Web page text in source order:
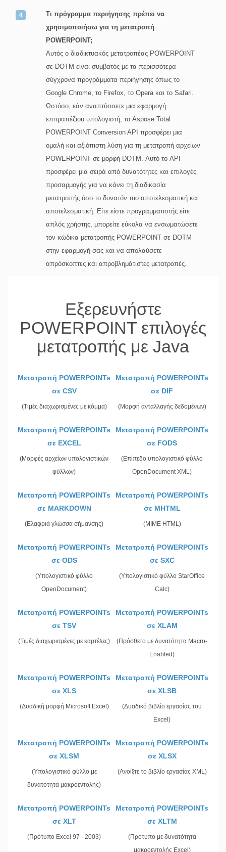
Τι πρόγραμμα περιήγησης πρέπει να
χρησιμοποιήσω για τη μετατροπή
POWERPOINT;
Αυτός ο διαδικτυακός μετατροπέας POWERPOINT
σε DOTM είναι συμβατός με τα περισσότερα
σύγχρονα προγράμματα περιήγησης όπως το
Google Chrome, το Firefox, το Opera και το Safari.
Ωστόσο, εάν αναπτύσσετε μια εφαρμογή
επιτραπέζιου υπολογιστή, το Aspose.Total
POWERPOINT Conversion API προσφέρει μια
ομαλή και αξιόπιστη λύση για τη μετατροπή αρχείων
POWERPOINT σε μορφή DOTM. Αυτό το API
προσφέρει μια σειρά από δυνατότητες και επιλογές
προσαρμογής για να κάνει τη διαδικασία
μετατροπής όσο το δυνατόν πιο αποτελεσματική και
αποτελεσματική. Είτε είστε προγραμματιστής είτε
απλός χρήστης, μπορείτε εύκολα να ενσωματώσετε
τον κώδικα μετατροπής POWERPOINT σε DOTM
στην εφαρμογή σας και να απολαύσετε
απρόσκοπτες και απροβλημάτιστες μετατροπές.
Εξερευνήστε
POWERPOINT επιλογές
μετατροπής με Java
Μετατροπή POWERPOINTs
σε CSV
(Τιμές διαχωρισμένες με κόμμα)
Μετατροπή POWERPOINTs
σε DIF
(Μορφή ανταλλαγής δεδομένων)
Μετατροπή POWERPOINTs
σε EXCEL
(Μορφές αρχείων υπολογιστικών
φύλλων)
Μετατροπή POWERPOINTs
σε FODS
(Επίπεδο υπολογιστικό φύλλο
OpenDocument XML)
Μετατροπή POWERPOINTs
σε MARKDOWN
(Ελαφριά γλώσσα σήμανσης)
Μετατροπή POWERPOINTs
σε MHTML
(MIME HTML)
Μετατροπή POWERPOINTs
σε ODS
(Υπολογιστικό φύλλο
OpenDocument)
Μετατροπή POWERPOINTs
σε SXC
(Υπολογιστικό φύλλο StarOffice
Calc)
Μετατροπή POWERPOINTs
σε TSV
(Τιμές διαχωρισμένες με καρτέλες)
Μετατροπή POWERPOINTs
σε XLAM
(Πρόσθετο με δυνατότητα Macro-
Enabled)
Μετατροπή POWERPOINTs
σε XLS
(Δυαδική μορφή Microsoft Excel)
Μετατροπή POWERPOINTs
σε XLSB
(Δυαδικό βιβλίο εργασίας του
Excel)
Μετατροπή POWERPOINTs
σε XLSM
(Υπολογιστικό φύλλο με
δυνατότητα μακροεντολής)
Μετατροπή POWERPOINTs
σε XLSX
(Ανοίξτε το βιβλίο εργασίας XML)
Μετατροπή POWERPOINTs
σε XLT
(Πρότυπο Excel 97 - 2003)
Μετατροπή POWERPOINTs
σε XLTM
(Πρότυπο με δυνατότητα
μακροεντολής Excel)